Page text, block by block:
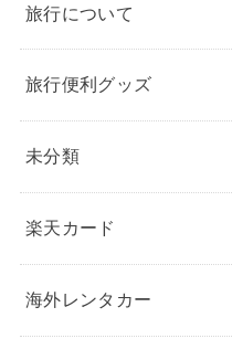
旅行について
旅行便利グッズ
未分類
楽天カード
海外レンタカー